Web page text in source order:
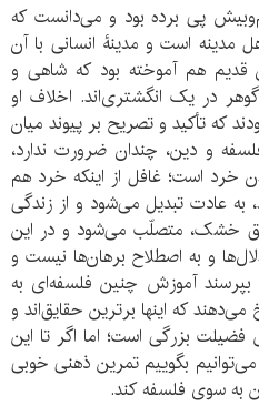
پی برده بود و می‌دانست که
مدینه است و مدینۀ انسانی با آن
قدیم هم آموخته بود که شاهی و
در یک انگشتری‌اند. اخلاف او
که تأکید و تصریح بر پیوند میان
و دین، چندان ضرورت ندارد،
خرد است؛ غافل از اینکه خرد هم
به عادت تبدیل می‌شود و از زندگی
خشک، متصلّب می‌شود و در این
و به اصطلاح برهان‌ها نیست و
بپرسند آموزش چنین فلسفه‌ای به
که اینها برترین حقایق‌اند و
فضیلت بزرگی است؛ اما اگر تا این
بگوییم تمرین ذهنی خوبی
به سوی فلسفه کند.